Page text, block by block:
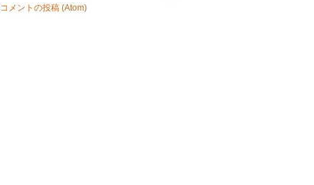
コメントの投稿 (Atom)